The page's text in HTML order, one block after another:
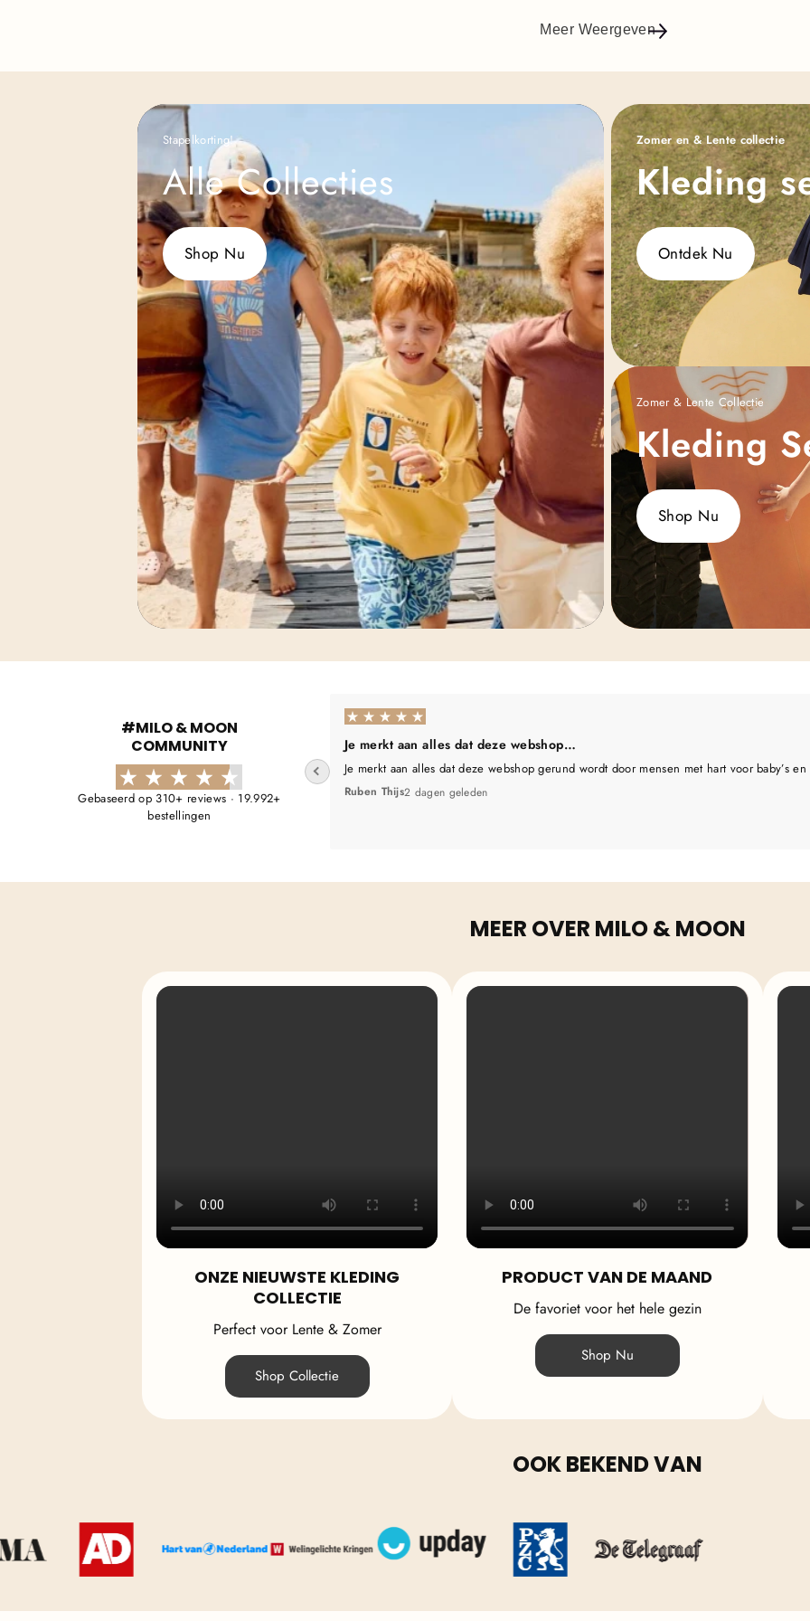
Meer Weergeven
Stapelkorting!
Alle Collecties
Shop Nu
Zomer en & Lente collectie
Kleding
Ontdek Nu
Zomer & Lente Collectie
Kleding
Shop Nu
#MILO & MOON
COMMUNITY
Gebaseerd op 310+ reviews · 19.992+
bestellingen
Je merkt aan alles dat deze webshop…
Je merkt aan alles dat deze webshop gerund wordt door mensen met hart voor baby’s
Ruben Thijs2 dagen geleden
MEER OVER MILO & MOON
ONZE NIEUWSTE KLEDING
COLLECTIE
Perfect voor Lente & Zomer
Shop Collectie
PRODUCT VAN DE MAAND
De favoriet voor het hele gezin
Shop Nu
OOK BEKEND VAN